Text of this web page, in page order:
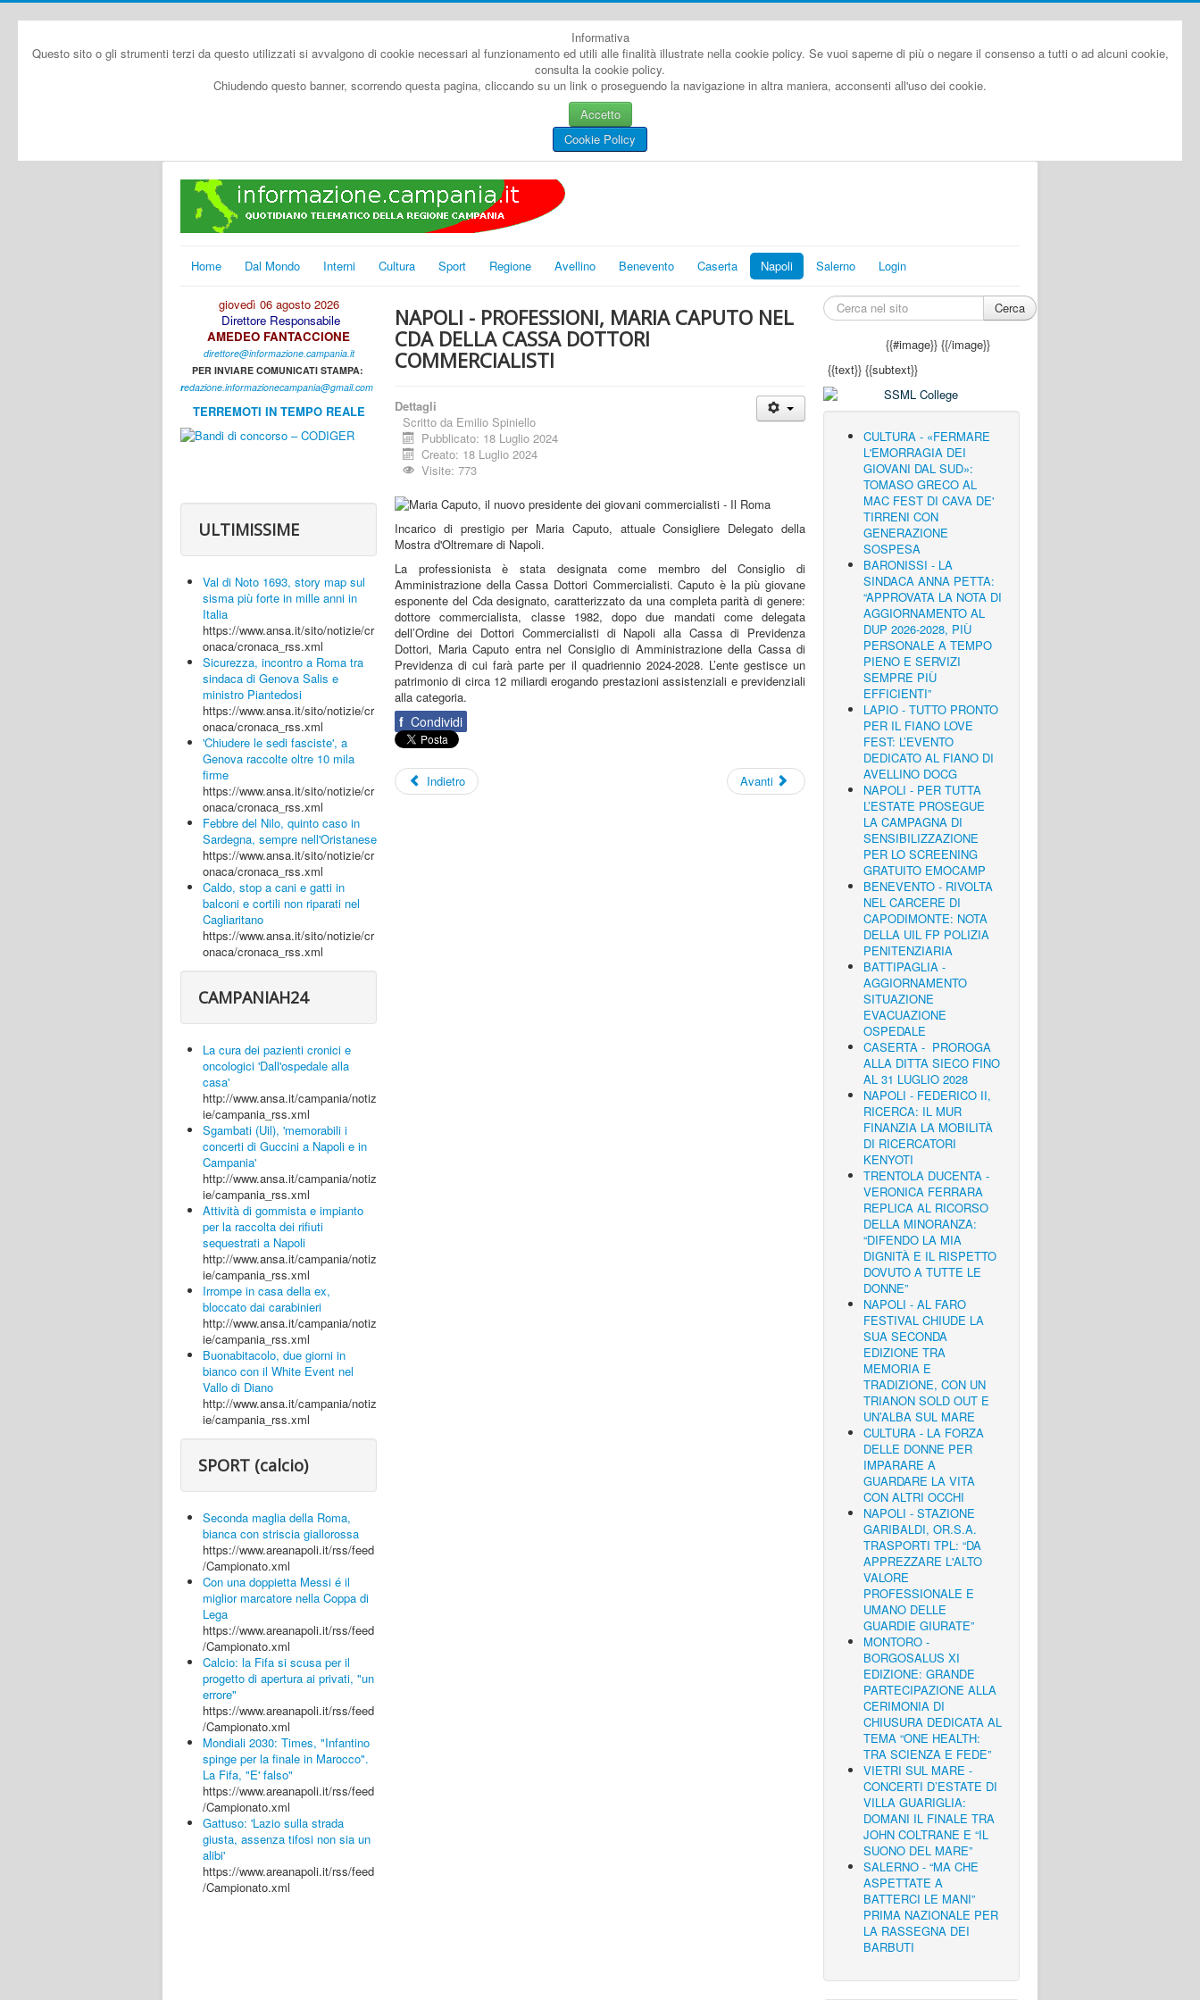
Informativa
Questo sito o gli strumenti terzi da questo utilizzati si avvalgono di cookie necessari al funzionamento ed utili alle finalità illustrate nella cookie policy. Se vuoi saperne di più o negare il consenso a tutti o ad alcuni cookie,
consulta la cookie policy.
Chiudendo questo banner, scorrendo questa pagina, cliccando su un link o proseguendo la navigazione in altra maniera, acconsenti all'uso dei cookie.
Accetto
Cookie Policy
Home Dal Mondo Interni Cultura Sport Regione Avellino Benevento Caserta Napoli Salerno Login
giovedì 06 agosto 2026
Direttore Responsabile
AMEDEO FANTACCIONE
direttore@informazione.campania.it
PER INVIARE COMUNICATI STAMPA:
redazione.informazionecampania@gmail.com
TERREMOTI IN TEMPO REALE
ULTIMISSIME
Val di Noto 1693, story map sul
sisma più forte in mille anni in
Italia
https://www.ansa.it/sito/notizie/cr
onaca/cronaca_rss.xml
Sicurezza, incontro a Roma tra
sindaca di Genova Salis e
ministro Piantedosi
https://www.ansa.it/sito/notizie/cr
onaca/cronaca_rss.xml
'Chiudere le sedi fasciste', a
Genova raccolte oltre 10 mila
firme
https://www.ansa.it/sito/notizie/cr
onaca/cronaca_rss.xml
Febbre del Nilo, quinto caso in
Sardegna, sempre nell'Oristanese
https://www.ansa.it/sito/notizie/cr
onaca/cronaca_rss.xml
Caldo, stop a cani e gatti in
balconi e cortili non riparati nel
Cagliaritano
https://www.ansa.it/sito/notizie/cr
onaca/cronaca_rss.xml
CAMPANIAH24
La cura dei pazienti cronici e
oncologici 'Dall'ospedale alla
casa'
http://www.ansa.it/campania/notiz
ie/campania_rss.xml
Sgambati (Uil), 'memorabili i
concerti di Guccini a Napoli e in
Campania'
http://www.ansa.it/campania/notiz
ie/campania_rss.xml
Attività di gommista e impianto
per la raccolta dei rifiuti
sequestrati a Napoli
http://www.ansa.it/campania/notiz
ie/campania_rss.xml
Irrompe in casa della ex,
bloccato dai carabinieri
http://www.ansa.it/campania/notiz
ie/campania_rss.xml
Buonabitacolo, due giorni in
bianco con il White Event nel
Vallo di Diano
http://www.ansa.it/campania/notiz
ie/campania_rss.xml
SPORT (calcio)
Seconda maglia della Roma,
bianca con striscia giallorossa
https://www.areanapoli.it/rss/feed
/Campionato.xml
Con una doppietta Messi é il
miglior marcatore nella Coppa di
Lega
https://www.areanapoli.it/rss/feed
/Campionato.xml
Calcio: la Fifa si scusa per il
progetto di apertura ai privati, "un
errore"
https://www.areanapoli.it/rss/feed
/Campionato.xml
Mondiali 2030: Times, "Infantino
spinge per la finale in Marocco".
La Fifa, "E' falso"
https://www.areanapoli.it/rss/feed
/Campionato.xml
Gattuso: 'Lazio sulla strada
giusta, assenza tifosi non sia un
alibi'
https://www.areanapoli.it/rss/feed
/Campionato.xml
NAPOLI - PROFESSIONI, MARIA CAPUTO NEL
CDA DELLA CASSA DOTTORI
COMMERCIALISTI
Dettagli
Scritto da Emilio Spiniello
Pubblicato: 18 Luglio 2024
Creato: 18 Luglio 2024
Visite: 773
Incarico di prestigio per Maria Caputo, attuale Consigliere Delegato della
Mostra d'Oltremare di Napoli.
La professionista è stata designata come membro del Consiglio di
Amministrazione della Cassa Dottori Commercialisti. Caputo è la più giovane
esponente del Cda designato, caratterizzato da una completa parità di genere:
dottore commercialista, classe 1982, dopo due mandati come delegata
dell’Ordine dei Dottori Commercialisti di Napoli alla Cassa di Previdenza
Dottori, Maria Caputo entra nel Consiglio di Amministrazione della Cassa di
Previdenza di cui farà parte per il quadriennio 2024-2028. L’ente gestisce un
patrimonio di circa 12 miliardi erogando prestazioni assistenziali e previdenziali
alla categoria.
f Condividi
Indietro Avanti
Cerca
{{#image}}{{/image}}
{{text}} {{subtext}}
CULTURA - «FERMARE
L'EMORRAGIA DEI
GIOVANI DAL SUD»:
TOMASO GRECO AL
MAC FEST DI CAVA DE'
TIRRENI CON
GENERAZIONE
SOSPESA
BARONISSI - LA
SINDACA ANNA PETTA:
“APPROVATA LA NOTA DI
AGGIORNAMENTO AL
DUP 2026-2028, PIÙ
PERSONALE A TEMPO
PIENO E SERVIZI
SEMPRE PIÙ
EFFICIENTI”
LAPIO - TUTTO PRONTO
PER IL FIANO LOVE
FEST: L’EVENTO
DEDICATO AL FIANO DI
AVELLINO DOCG
NAPOLI - PER TUTTA
L’ESTATE PROSEGUE
LA CAMPAGNA DI
SENSIBILIZZAZIONE
PER LO SCREENING
GRATUITO EMOCAMP
BENEVENTO - RIVOLTA
NEL CARCERE DI
CAPODIMONTE: NOTA
DELLA UIL FP POLIZIA
PENITENZIARIA
BATTIPAGLIA -
AGGIORNAMENTO
SITUAZIONE
EVACUAZIONE
OSPEDALE
CASERTA - PROROGA
ALLA DITTA SIECO FINO
AL 31 LUGLIO 2028
NAPOLI - FEDERICO II,
RICERCA: IL MUR
FINANZIA LA MOBILITÀ
DI RICERCATORI
KENYOTI
TRENTOLA DUCENTA -
VERONICA FERRARA
REPLICA AL RICORSO
DELLA MINORANZA:
“DIFENDO LA MIA
DIGNITÀ E IL RISPETTO
DOVUTO A TUTTE LE
DONNE”
NAPOLI - AL FARO
FESTIVAL CHIUDE LA
SUA SECONDA
EDIZIONE TRA
MEMORIA E
TRADIZIONE, CON UN
TRIANON SOLD OUT E
UN’ALBA SUL MARE
CULTURA - LA FORZA
DELLE DONNE PER
IMPARARE A
GUARDARE LA VITA
CON ALTRI OCCHI
NAPOLI - STAZIONE
GARIBALDI, OR.S.A.
TRASPORTI TPL: “DA
APPREZZARE L'ALTO
VALORE
PROFESSIONALE E
UMANO DELLE
GUARDIE GIURATE”
MONTORO -
BORGOSALUS XI
EDIZIONE: GRANDE
PARTECIPAZIONE ALLA
CERIMONIA DI
CHIUSURA DEDICATA AL
TEMA “ONE HEALTH:
TRA SCIENZA E FEDE”
VIETRI SUL MARE -
CONCERTI D’ESTATE DI
VILLA GUARIGLIA:
DOMANI IL FINALE TRA
JOHN COLTRANE E “IL
SUONO DEL MARE”
SALERNO - “MA CHE
ASPETTATE A
BATTERCI LE MANI”
PRIMA NAZIONALE PER
LA RASSEGNA DEI
BARBUTI